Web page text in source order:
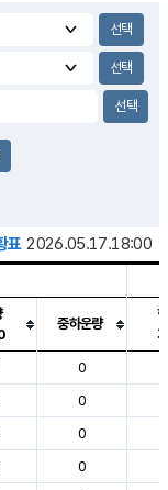
표 2026.05.17.18:00
, 기압등을 안내한 표입
중하운량
0
0
0
0